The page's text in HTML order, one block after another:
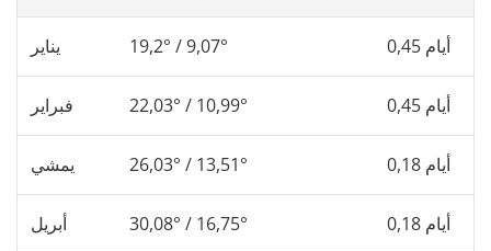
يناير 19,2° / 9,07° 0,45 أيام
فبراير 22,03° / 10,99° 0,45 أيام
يمشي 26,03° / 13,51° 0,18 أيام
أبريل 30,08° / 16,75° 0,18 أيام